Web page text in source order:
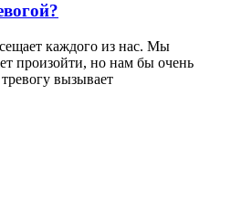
каждого из нас. Мы
произойти, но нам бы очень
вызывает